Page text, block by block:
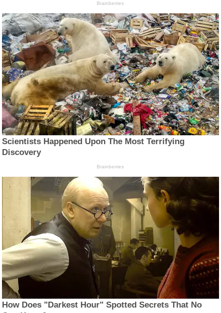
Brainberries
Scientists Happened Upon The Most Terrifying
Discovery
Brainberries
How Does "Darkest Hour" Spotted Secrets That No